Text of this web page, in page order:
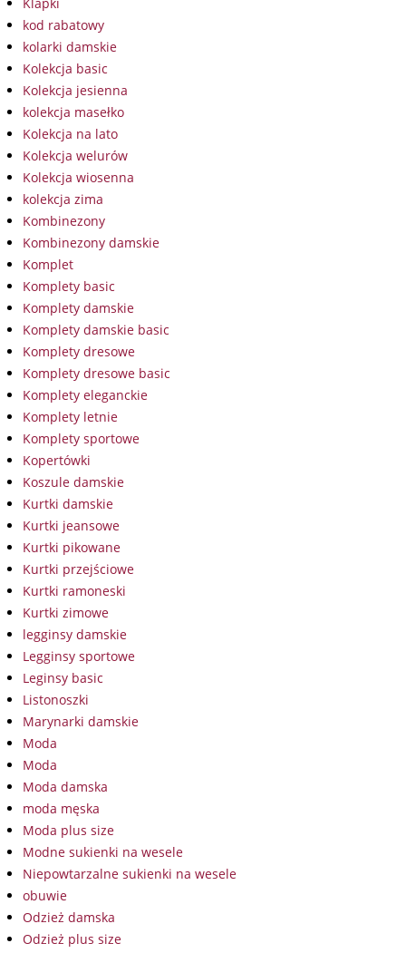
kod rabatowy
kolarki damskie
Kolekcja basic
Kolekcja jesienna
kolekcja masełko
Kolekcja na lato
Kolekcja welurów
Kolekcja wiosenna
kolekcja zima
Kombinezony
Kombinezony damskie
Komplet
Komplety basic
Komplety damskie
Komplety damskie basic
Komplety dresowe
Komplety dresowe basic
Komplety eleganckie
Komplety letnie
Komplety sportowe
Kopertówki
Koszule damskie
Kurtki damskie
Kurtki jeansowe
Kurtki pikowane
Kurtki przejściowe
Kurtki ramoneski
Kurtki zimowe
legginsy damskie
Legginsy sportowe
Leginsy basic
Listonoszki
Marynarki damskie
Moda
Moda
Moda damska
moda męska
Moda plus size
Modne sukienki na wesele
Niepowtarzalne sukienki na wesele
obuwie
Odzież damska
Odzież plus size